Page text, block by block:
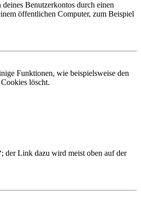
Benutzerkontos durch einen
öffentlichen Computer, zum Beispiel
Funktionen, wie beispielsweise den
löscht.
der Link dazu wird meist oben auf der